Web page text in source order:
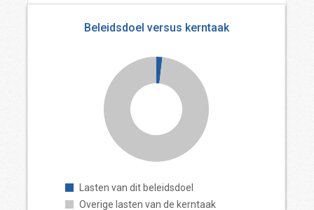
Beleidsdoel versus kerntaak
Lasten van dit beleidsdoel
Overige lasten van de kerntaak